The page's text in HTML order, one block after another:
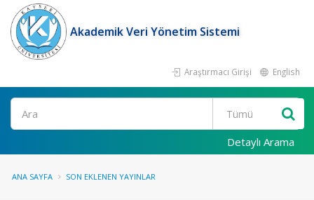
Akademik Veri Yönetim Sistemi
Araştırmacı Girişi English
Ara
Detaylı Arama
ANA SAYFA SON EKLENEN YAYINLAR